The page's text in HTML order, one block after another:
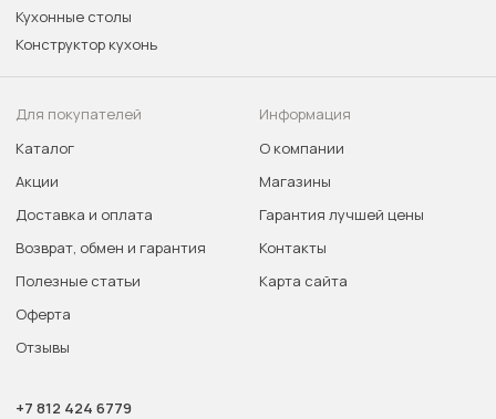
Кухонные столы
Конструктор кухонь
Для покупателей
Каталог
Акции
Доставка и оплата
Возврат, обмен и гарантия
Полезные статьи
Оферта
Отзывы
Информация
О компании
Магазины
Гарантия лучшей цены
Контакты
Карта сайта
+7 812 424 6779